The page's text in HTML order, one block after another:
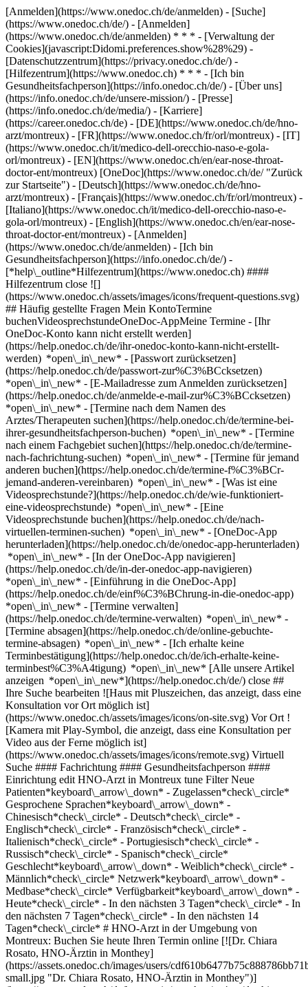
[Anmelden](https://www.onedoc.ch/de/anmelden) - [Suche]
(https://www.onedoc.ch/de/) - [Anmelden]
(https://www.onedoc.ch/de/anmelden) * * * - [Verwaltung der
Cookies](javascript:Didomi.preferences.show%28%29) -
[Datenschutzzentrum](https://privacy.onedoc.ch/de/) -
[Hilfezentrum](https://www.onedoc.ch) * * * - [Ich bin
Gesundheitsfachperson](https://info.onedoc.ch/de/) - [Über uns]
(https://info.onedoc.ch/de/unsere-mission/) - [Presse]
(https://info.onedoc.ch/de/media/) - [Karriere]
(https://career.onedoc.ch/de) - [DE](https://www.onedoc.ch/de/hno-
arzt/montreux) - [FR](https://www.onedoc.ch/fr/orl/montreux) - [IT]
(https://www.onedoc.ch/it/medico-dell-orecchio-naso-e-gola-
orl/montreux) - [EN](https://www.onedoc.ch/en/ear-nose-throat-
doctor-ent/montreux) [OneDoc](https://www.onedoc.ch/de/ "Zurück
zur Startseite") - [Deutsch](https://www.onedoc.ch/de/hno-
arzt/montreux) - [Français](https://www.onedoc.ch/fr/orl/montreux) -
[Italiano](https://www.onedoc.ch/it/medico-dell-orecchio-naso-e-
gola-orl/montreux) - [English](https://www.onedoc.ch/en/ear-nose-
throat-doctor-ent/montreux) - [Anmelden]
(https://www.onedoc.ch/de/anmelden) - [Ich bin
Gesundheitsfachperson](https://info.onedoc.ch/de/) -
[*help\_outline*Hilfezentrum](https://www.onedoc.ch) ####
Hilfezentrum close ![]
(https://www.onedoc.ch/assets/images/icons/frequent-questions.svg)
## Häufig gestellte Fragen Mein KontoTermine
buchenVideosprechstundeOneDoc-AppMeine Termine - [Ihr
OneDoc-Konto kann nicht erstellt werden]
(https://help.onedoc.ch/de/ihr-onedoc-konto-kann-nicht-erstellt-
werden) *open\_in\_new* - [Passwort zurücksetzen]
(https://help.onedoc.ch/de/passwort-zur%C3%BCcksetzen)
*open\_in\_new* - [E-Mailadresse zum Anmelden zurücksetzen]
(https://help.onedoc.ch/de/anmelde-e-mail-zur%C3%BCcksetzen)
*open\_in\_new* - [Termine nach dem Namen des
Arztes/Therapeuten suchen](https://help.onedoc.ch/de/termine-bei-
ihrer-gesundheitsfachperson-buchen) *open\_in\_new* - [Termine
nach einem Fachgebiet suchen](https://help.onedoc.ch/de/termine-
nach-fachrichtung-suchen) *open\_in\_new* - [Termine für jemand
anderen buchen](https://help.onedoc.ch/de/termine-f%C3%BCr-
jemand-anderen-vereinbaren) *open\_in\_new* - [Was ist eine
Videosprechstunde?](https://help.onedoc.ch/de/wie-funktioniert-
eine-videosprechstunde) *open\_in\_new* - [Eine
Videosprechstunde buchen](https://help.onedoc.ch/de/nach-
virtuellen-terminen-suchen) *open\_in\_new* - [OneDoc-App
herunterladen](https://help.onedoc.ch/de/onedoc-app-herunterladen)
*open\_in\_new* - [In der OneDoc-App navigieren]
(https://help.onedoc.ch/de/in-der-onedoc-app-navigieren)
*open\_in\_new* - [Einführung in die OneDoc-App]
(https://help.onedoc.ch/de/einf%C3%BChrung-in-die-onedoc-app)
*open\_in\_new* - [Termine verwalten](https://help.onedoc.ch/de/termine-verwalten) *open\_in\_new* - [Termine absagen](https://help.onedoc.ch/de/online-gebuchte-termine-absagen) *open\_in\_new* - [Ich erhalte keine Terminbestätigung](https://help.onedoc.ch/de/ich-erhalte-keine-terminbest%C3%A4tigung) *open\_in\_new* [Alle unsere Artikel anzeigen *open\_in\_new*](https://help.onedoc.ch/de/) close ## Ihre Suche bearbeiten ![Haus mit Pluszeichen, das anzeigt, dass eine Konsultation vor Ort möglich ist](https://www.onedoc.ch/assets/images/icons/on-site.svg) Vor Ort ![Kamera mit Play-Symbol, die anzeigt, dass eine Konsultation per Video aus der Ferne möglich ist](https://www.onedoc.ch/assets/images/icons/remote.svg) Virtuell Suche #### Fachrichtung #### Gesundheitsfachperson #### Einrichtung edit HNO-Arzt in Montreux tune Filter Neue Patienten*keyboard\_arrow\_down* - Zugelassen*check\_circle* Gesprochene Sprachen*keyboard\_arrow\_down* - Chinesisch*check\_circle* - Deutsch*check\_circle* - Englisch*check\_circle* - Französisch*check\_circle* - Italienisch*check\_circle* - Portugiesisch*check\_circle* - Russisch*check\_circle* - Spanisch*check\_circle* Geschlecht*keyboard\_arrow\_down* - Weiblich*check\_circle* - Männlich*check\_circle* Netzwerk*keyboard\_arrow\_down* - Medbase*check\_circle* Verfügbarkeit*keyboard\_arrow\_down* - Heute*check\_circle* - In den nächsten 3 Tagen*check\_circle* - In den nächsten 7 Tagen*check\_circle* - In den nächsten 14 Tagen*check\_circle* # HNO-Arzt in der Umgebung von Montreux: Buchen Sie heute Ihren Termin online [![Dr. Chiara Rosato, HNO-Ärztin in Monthey](https://assets.onedoc.ch/images/users/cdf610b6477b75c888786bb71bae8e323dd199d785da6bcc7388df0c266fbe39-small.jpg "Dr. Chiara Rosato, HNO-Ärztin in Monthey")](https://www.onedoc.ch/de/hno-arztin/monthey/pc4mc/dr-chiara-rosato) ### [Dr. Chiara Rosato](https://www.onedoc.ch/de/hno-arztin/monthey/pc4mc/dr-chiara-rosato) ![Abzeichen, das ein verifiziertes Profil kennzeichnet](https://www.onedoc.ch/assets/images/icons/checkmark.svg) [HNO-Ärztin](https://www.onedoc.ch/de/hno-arzt/monthey) Cabinet ORL - Chirurgie ORL et reconstructive du visage Rue des Granges 2 1870 Monthey ![Patient mit Pluszeichen, der anzeigt, dass neue Patienten angenommen werden](https://www.onedoc.ch/assets/images/icons/new-patients.svg)Akzeptiert neue Patienten [Termin buchen](https://www.onedoc.ch/de/hno-arztin/monthey/pc4mc/dr-chiara-rosato) Expertisen:[Rhinoplastik | Nasenoperation](https://www.onedoc.ch/de/rhinoplastik-nasenoperation/monthey), [Otoplastik | Chirurgische Behandlung abstehender Ohren](https://www.onedoc.ch/de/otoplastik-chirurgische-behandlung-abstehender-ohren/monthey), [Injektion von Botulinumtoxin](https://www.onedoc.ch/de/injektion-von-botulinumtoxin/monthey), [Injektion von Hyaluronsäure](https://www.onedoc.ch/de/injektion-von-hyaluronsaure/monthey), [Sinusitischeck | Nebenhöhlenentzündung](https://www.onedoc.ch/de/sinusitischeck-nebenhohlenentzundung/monthey)Mehr anzeigen *chevron\_left* Mo. 03 Aug. *chevron\_right* Mehr Termine anzeigen *error\_outline* Beim Laden der Verfügbarkeiten ist ein Fehler aufgetreten [Erneut versuchen](https://www.onedoc.ch) Expertisen:[Rhinoplastik | Nasenoperation](https://www.onedoc.ch/de/rhinoplastik-nasenoperation/monthey), [Otoplastik | Chirurgische Behandlung abstehender Ohren](https://www.onedoc.ch/de/otoplastik-chirurgische-behandlung-abstehender-ohren/monthey), [Injektion von Botulinumtoxin](https://www.onedoc.ch/de/injektion-von-botulinumtoxin/monthey), [Injektion von Hyaluronsäure](https://www.onedoc.ch/de/injektion-von-hyaluronsaure/monthey), [Sinusitischeck | Nebenhöhlenentzündung](https://www.onedoc.ch/de/sinusitischeck-nebenhohlenentzundung/monthey)Mehr anzeigen [![Dr. Caroline Rieu-Chevreau, HNO-Ärztin in Pully](https://assets.onedoc.ch/images/users/34d454f85dbb4e51df25123ce654a79d038c067919bb416ff549a30512957669-small.jpg "Dr. Caroline Rieu-Chevreau, HNO-Ärztin in Pully")](https://www.onedoc.ch/de/hno-arztin/pully/pcnzr/dr-caroline-rieu-chevreau) ### [Dr. Caroline Rieu-Chevreau](https://www.onedoc.ch/de/hno-arztin/pully/pcnzr/dr-caroline-rieu-chevreau) ![Abzeichen, das ein verifiziertes Profil kennzeichnet](https://www.onedoc.ch/assets/images/icons/checkmark.svg) [HNO-Ärztin](https://www.onedoc.ch/de/hno-arzt/pully) Cabinet du Dre Caroline Rieu-Chevreau Rue Verdaine 4 1009 Pully ![Patient mit Pluszeichen, der anzeigt, dass neue Patienten angenommen werden](https://www.onedoc.ch/assets/images/icons/new-patients.svg)Akzeptiert neue Patienten [Termin buchen](https://www.onedoc.ch/de/hno-arztin/pully/pcnzr/dr-caroline-rieu-chevreau) Expertisen:[Audiogramm](https://www.onedoc.ch/de/audiogramm/pully)Mehr anzeigen *chevron\_left* Mo. 03 Aug. *chevron\_right* Mehr Termine anzeigen *error\_outline* Beim Laden der Verfügbarkeiten ist ein Fehler aufgetreten [Erneut versuchen](https://www.onedoc.ch) Expertisen:[Audiogramm](https://www.onedoc.ch/de/audiogramm/pully)Mehr anzeigen [![Prof. Albert Mudry, HNO-Arzt in Lausanne](https://assets.onedoc.ch/images/users/60d08381459d3c8aa770b178a4b5deb7618b7cef1e181c9246a2b79daa64daec-small.png "Prof. Albert Mudry, HNO-Arzt in Lausanne")](https://www.onedoc.ch/de/hno-arzt/lausanne/pink/prof-albert-mudry) ### [Prof. Albert Mudry](https://www.onedoc.ch/de/hno-arzt/lausanne/pink/prof-albert-mudry) ![Abzeichen, das ein verifiziertes Profil kennzeichnet](https://www.onedoc.ch/assets/images/icons/checkmark.svg) [HNO-Arzt](https://www.onedoc.ch/de/hno-arzt/lausanne) Clinique de l'oreille Prof. Albert Mudry Avenue de la Gare 6 1003 Lausanne ![Patient mit Pluszeichen, der anzeigt, dass neue Patienten angenommen werden](https://www.onedoc.ch/assets/images/icons/new-patients.svg)Akzeptiert neue Patienten [Termin buchen](https://www.onedoc.ch/de/hno-arzt/lausanne/pink/prof-albert-mudry) Expertisen:[Hörtest | Audiometrie](https://www.onedoc.ch/de/hortest-audiometrie/lausanne), [Tinnitus](https://www.onedoc.ch/de/tinnitus/lausanne), [Taubheit | Gehörlosigkeit](https://www.onedoc.ch/de/taubheit-gehorlosigkeit/lausanne), [Hörsturz](https://www.onedoc.ch/de/horsturz/lausanne), [Professionelle Gehörgangreinigung | Ohrenspülen | Cerumenentfernung](https://www.onedoc.ch/de/professionelle-gehorgangreinigung-ohrenspulen-cerumenentfernung/lausanne), [Hörgerät](https://www.onedoc.ch/de/horgerat/lausanne), [Anpassung und Wartung von Hörgeräten](https://www.onedoc.ch/de/anpassung-und-wartung-von-horgeraten/lausanne)Mehr anzeigen *chevron\_left* Mo. 03 Aug. *chevron\_right* Mehr Termine anzeigen *error\_outline* Beim Laden der Verfügbarkeiten ist ein Fehler aufgetreten [Erneut versuchen](https://www.onedoc.ch) Expertisen:[Hörtest | Audiometrie](https://www.onedoc.ch/de/hortest-audiometrie/lausanne), [Tinnitus](https://www.onedoc.ch/de/tinnitus/lausanne), [Taubheit | Gehörlosigkeit](https://www.onedoc.ch/de/taubheit-gehorlosigkeit/lausanne), [Hörsturz](https://www.onedoc.ch/de/horsturz/lausanne), [Professionelle Gehörgangreinigung | Ohrenspülen | Cerumenentfernung](https://www.onedoc.ch/de/professionelle-gehorgangreinigung-ohrenspulen-cerumenentfernung/lausanne), [Hörgerät](https://www.onedoc.ch/de/horgerat/lausanne), [Anpassung und Wartung von Hörgeräten](https://www.onedoc.ch/de/anpassung-und-wartung-von-horgeraten/lausanne)Mehr anzeigen [![Prof. Philippe Pasche, HNO-Arzt in Lausanne](https://assets.onedoc.ch/images/users/7a1a78a3efed65a40885f21f116f54a8c6daa0e4f78f5c3becb2c18330469061-small.png "Prof. Philippe Pasche, HNO-Arzt in Lausanne")](https://www.onedoc.ch/de/hno-arzt/lausanne/pbifp/prof-philippe-pasche) ### [Prof. Philippe Pasche](https://www.onedoc.ch/de/hno-arzt/lausanne/pbifp/prof-philippe-pasche) ![Abzeichen, das ein verifiziertes Profil kennzeichnet](https://www.onedoc.ch/assets/images/icons/checkmark.svg) [HNO-Arzt](https://www.onedoc.ch/de/hno-arzt/lausanne) [Cabinet Prof. Pasche](https://www.onedoc.ch/de/medizinische-praxis/lausanne/ev3q/cabinet-prof-pasche) Avenue Antoine-Michel-Servan 2 1006 Lausanne ![Patient mit Pluszeichen, der anzeigt, dass neue Patienten angenommen werden](https://www.onedoc.ch/assets/images/icons/new-patients.svg)Akzeptiert neue Patienten [Termin buchen](https://www.onedoc.ch/de/hno-arzt/lausanne/pbifp/prof-philippe-pasche) Expertisen:[Rhinoplastik | Nasenoperation](https://www.onedoc.ch/de/rhinoplastik-nasenoperation/lausanne), [Sinusitischeck | Nebenhöhlenentzündung](https://www.onedoc.ch/de/sinusitischeck-nebenhohlenentzundung/lausanne), [Pharyngitis | Rachenentzündung](https://www.onedoc.ch/de/pharyngitis-rachenentzundung/lausanne)Mehr anzeigen *chevron\_left* Mo. 03 Aug. *chevron\_right* Mehr Termine anzeigen *error\_outline* Beim Laden der Verfügbarkeiten ist ein Fehler aufgetreten [Erneut versuchen](https://www.onedoc.ch) Expertisen:[Rhinoplastik | Nasenoperation](https://www.onedoc.ch/de/rhinoplastik-nasenoperation/lausanne), [Sinusitischeck | Nebenhöhlenentzündung](https://www.onedoc.ch/de/sinusitischeck-nebenhohlenentzundung/lausanne), [Pharyngitis | Rachenentzündung](https://www.onedoc.ch/de/pharyngitis-rachenentzundung/lausanne)Mehr anzeigen [![Dr. Charles-Arnaud Serex, HNO-Arzt in Lausanne](https://assets.onedoc.ch/images/users/c3affc232eb95aaff85dd3dd1f7247099f1f8892258b34a48d48eee3cd39f195-small.jpg "Dr. Charles-Arnaud Serex, HNO-Arzt in Lausanne")](https://www.onedoc.ch/de/hno-arzt/lausanne/pci5c/dr-charles-arnaud-serex) ### [Dr. Charles-Arnaud Serex](https://www.onedoc.ch/de/hno-arzt/lausanne/pci5c/dr-charles-arnaud-serex) ![Abzeichen, das ein verifiziertes Profil kennzeichnet](https://www.onedoc.ch/assets/images/icons/checkmark.svg) [HNO-Arzt](https://www.onedoc.ch/de/hno-arzt/lausanne) Dr Charles-Arnaud Serex | spécialiste FMH ORL Rue Belle-Fontaine 2 1003 Lausanne ![Patient mit Pluszeichen, der anzeigt, dass neue Patienten angenommen werden](https://www.onedoc.ch/assets/images/icons/new-patients.svg)Akzeptiert neue Patienten